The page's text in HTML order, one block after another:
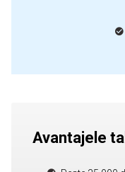
Avantajele